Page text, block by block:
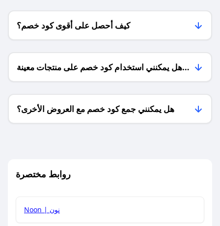
كيف أحصل على أقوى كود خصم؟
هل يمكنني استخدام كود خصم على منتجات معينة
فقط؟
هل يمكنني جمع كود خصم مع العروض الأخرى؟
روابط مختصرة
Noon | نون